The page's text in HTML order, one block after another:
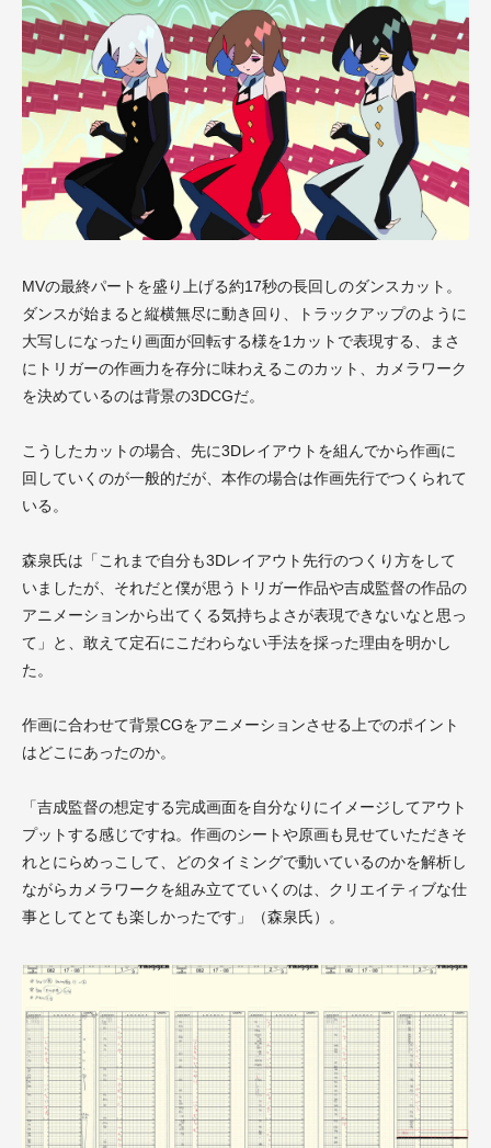
MVの最終パートを盛り上げる約17秒の長回しのダンスカット。
ダンスが始まると縦横無尽に動き回り、トラックアップのように
大写しになったり画面が回転する様を1カットで表現する、まさ
にトリガーの作画力を存分に味わえるこのカット、カメラワーク
を決めているのは背景の3DCGだ。
こうしたカットの場合、先に3Dレイアウトを組んでから作画に
回していくのが一般的だが、本作の場合は作画先行でつくられて
いる。
森泉氏は「これまで自分も3Dレイアウト先行のつくり方をして
いましたが、それだと僕が思うトリガー作品や吉成監督の作品の
アニメーションから出てくる気持ちよさが表現できないなと思っ
て」と、敢えて定石にこだわらない手法を採った理由を明かし
た。
作画に合わせて背景CGをアニメーションさせる上でのポイント
はどこにあったのか。
「吉成監督の想定する完成画面を自分なりにイメージしてアウト
プットする感じですね。作画のシートや原画も見せていただきそ
れとにらめっこして、どのタイミングで動いているのかを解析し
ながらカメラワークを組み立てていくのは、クリエイティブな仕
事としてとても楽しかったです」（森泉氏）。